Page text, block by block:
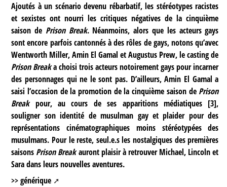
Ajoutés à un scénario devenu rébarbatif, les stéréotypes racistes
et sexistes ont nourri les critiques négatives de la cinquième
saison de Prison Break. Néanmoins, alors que les acteurs gays
sont encore parfois cantonnés à des rôles de gays, notons qu’avec
Wentworth Miller, Amin El Gamal et Augustus Prew, le casting de
Prison Breaka choisi trois acteurs notoirement gays pour incarner
des personnages qui ne le sont pas. D’ailleurs, Amin El Gamal a
saisi l’occasion de la promotion de la cinquième saison de Prison
Breakpour, au cours de ses apparitions médiatiques[3],
souligner son identité de musulman gay et plaider pour des
représentations cinématographiques moins stéréotypées des
musulmans. Pour le reste, seul.e.s les nostalgiques des premières
saisons Prison Breakauront plaisir à retrouver Michael, Lincoln et
Sara dans leurs nouvelles aventures.
>> générique